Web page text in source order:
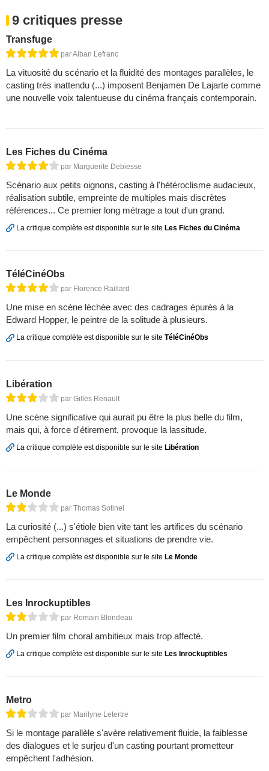
9 critiques presse
Transfuge
par Alban Lefranc
La vituosité du scénario et la fluidité des montages parallèles, le
casting très inattendu (...) imposent Benjamen De Lajarte comme
une nouvelle voix talentueuse du cinéma français contemporain.
Les Fiches du Cinéma
par Marguerite Debiesse
Scénario aux petits oignons, casting à l'hétéroclisme audacieux,
réalisation subtile, empreinte de multiples mais discrètes
références... Ce premier long métrage a tout d'un grand.
La critique complète est disponible sur le site Les Fiches du Cinéma
TéléCinéObs
par Florence Raillard
Une mise en scène léchée avec des cadrages épurés à la
Edward Hopper, le peintre de la solitude à plusieurs.
La critique complète est disponible sur le site TéléCinéObs
Libération
par Gilles Renault
Une scène significative qui aurait pu être la plus belle du film,
mais qui, à force d'étirement, provoque la lassitude.
La critique complète est disponible sur le site Libération
Le Monde
par Thomas Sotinel
La curiosité (...) s'étiole bien vite tant les artifices du scénario
empêchent personnages et situations de prendre vie.
La critique complète est disponible sur le site Le Monde
Les Inrockuptibles
par Romain Blondeau
Un premier film choral ambitieux mais trop affecté.
La critique complète est disponible sur le site Les Inrockuptibles
Metro
par Marilyne Letertre
Si le montage parallèle s'avère relativement fluide, la faiblesse
des dialogues et le surjeu d'un casting pourtant prometteur
empêchent l'adhésion.